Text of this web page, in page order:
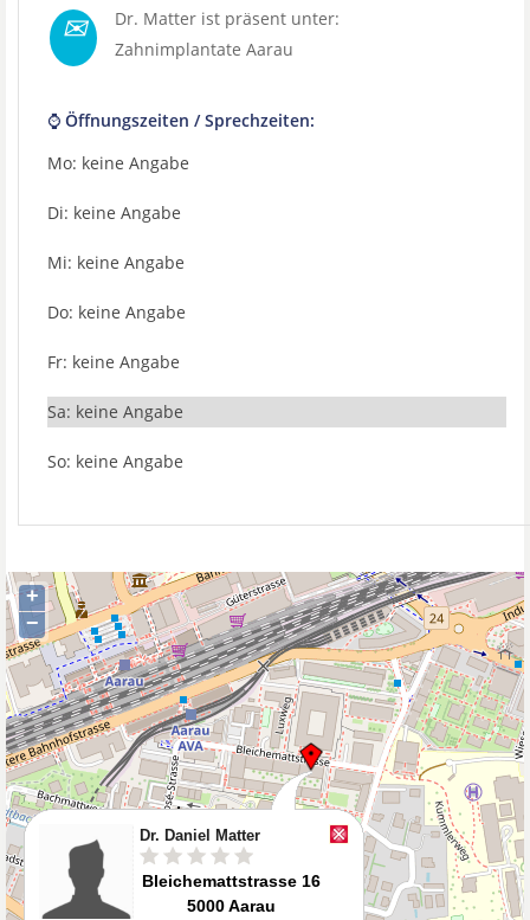
✉
Dr. Matter ist präsent unter:
Zahnimplantate Aarau
⌚ Öffnungszeiten / Sprechzeiten:
Mo: keine Angabe
Di: keine Angabe
Mi: keine Angabe
Do: keine Angabe
Fr: keine Angabe
Sa: keine Angabe
So: keine Angabe